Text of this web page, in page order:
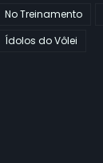
No Treinamento
Ídolos do Vôlei